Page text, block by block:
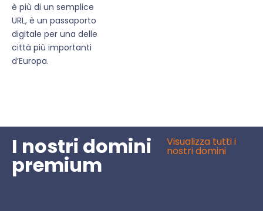
è più di un semplice
URL, è un passaporto
digitale per una delle
città più importanti
d’Europa.
I nostri domini
premium
Visualizza tutti i
nostri domini